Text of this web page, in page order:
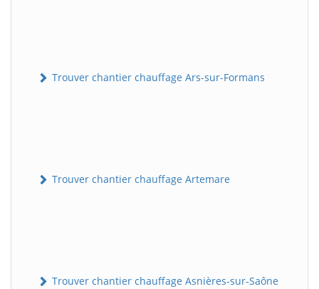
Trouver chantier chauffage Ars-sur-Formans
Trouver chantier chauffage Artemare
Trouver chantier chauffage Asnières-sur-Saône